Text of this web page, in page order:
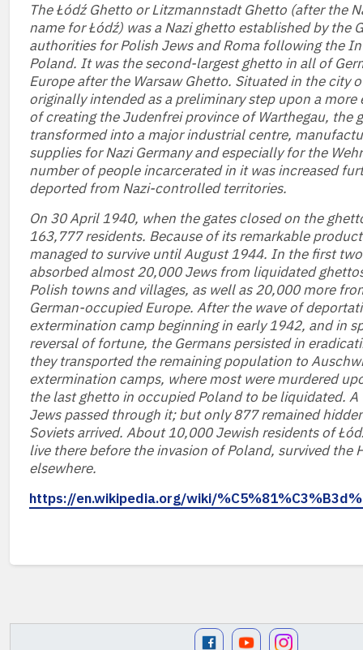
The Łódź Ghetto or Litzmannstadt Ghetto (after the
name for Łódź) was a Nazi ghetto established by the
authorities for Polish Jews and Roma following the
Poland. It was the second-largest ghetto in all of
Europe after the Warsaw Ghetto. Situated in the city
originally intended as a preliminary step upon a more
of creating the Judenfrei province of Warthegau, the
transformed into a major industrial centre,
supplies for Nazi Germany and especially for the
number of people incarcerated in it was increased
deported from Nazi-controlled territories.
On 30 April 1940, when the gates closed on the
163,777 residents. Because of its remarkable
managed to survive until August 1944. In the first
absorbed almost 20,000 Jews from liquidated
Polish towns and villages, as well as 20,000 more
German-occupied Europe. After the wave of
extermination camp beginning in early 1942, and in
reversal of fortune, the Germans persisted in
they transported the remaining population to
extermination camps, where most were murdered
the last ghetto in occupied Poland to be liquidated.
Jews passed through it; but only 877 remained
Soviets arrived. About 10,000 Jewish residents of
live there before the invasion of Poland, survived the
elsewhere.
https://en.wikipedia.org/wiki/